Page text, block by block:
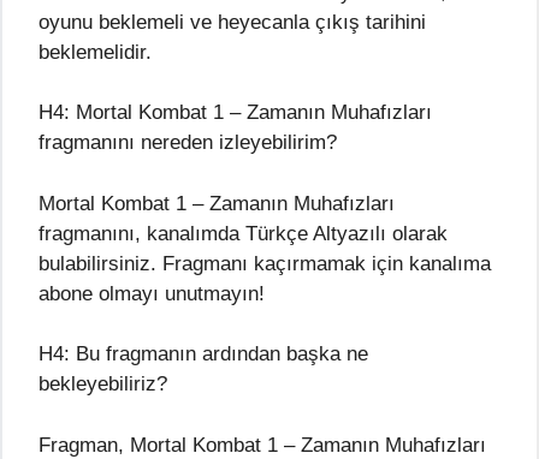
oyunu beklemeli ve heyecanla çıkış tarihini
beklemelidir.
H4: Mortal Kombat 1 – Zamanın Muhafızları
fragmanını nereden izleyebilirim?
Mortal Kombat 1 – Zamanın Muhafızları
fragmanını, kanalımda Türkçe Altyazılı olarak
bulabilirsiniz. Fragmanı kaçırmamak için kanalıma
abone olmayı unutmayın!
H4: Bu fragmanın ardından başka ne
bekleyebiliriz?
Fragman, Mortal Kombat 1 – Zamanın Muhafızları